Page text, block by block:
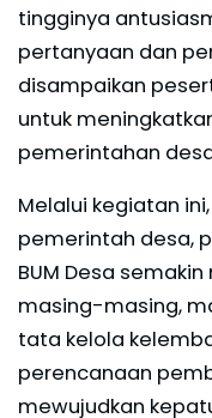
tingginya
pertanyaan dan
disampaikan
untuk
pemerintahan
Melalui kegiatan
pemerintah desa,
BUM Desa
masing-masing,
tata kelola
perencanaan
mewujudkan